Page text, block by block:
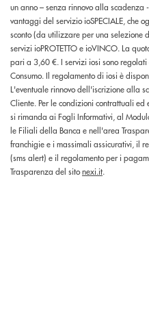
un anno – senza rinnovo alla scadenza
vantaggi del servizio ioSPECIALE, che
sconto (da utilizzare per una selezione
servizi ioPROTETTO e ioVINCO. La
pari a 3,60 €. I servizi iosi sono
Consumo. Il regolamento di iosi è
L'eventuale rinnovo dell'iscrizione alla
Cliente. Per le condizioni contrattuali
si rimanda ai Fogli Informativi, al
le Filiali della Banca e nell'area
franchigie e i massimali assicurativi, il
(sms alert) e il regolamento per i
Trasparenza del sitonexi.it.